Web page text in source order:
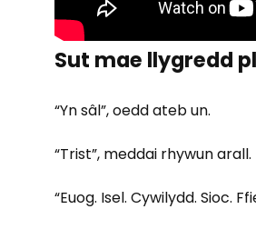
Sut mae llygredd
“Yn sâl”, oedd ateb un.
“Trist”, meddai rhywun arall.
“Euog. Isel. Cywilydd. Sioc.